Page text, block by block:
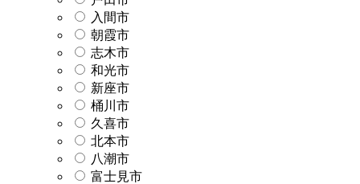
入間市
朝霞市
志木市
和光市
新座市
桶川市
久喜市
北本市
八潮市
富士見市